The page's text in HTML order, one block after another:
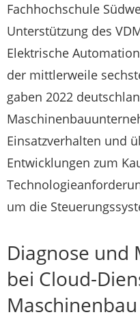
Fachhochschule
Unterstützung des
Elektrische
der mittlerweile
gaben 2022
Einsatzverhalten und
Entwicklungen zum
um die
Diagnose und
bei Cloud-